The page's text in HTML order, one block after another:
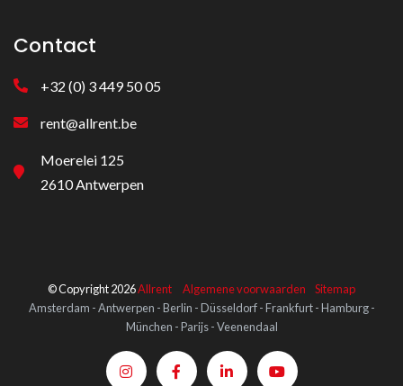
Contact
+32 (0) 3 449 50 05
rent@allrent.be
Moerelei 125
2610 Antwerpen
© Copyright 2026Allrent Algemene voorwaarden
Sitemap
Amsterdam - Antwerpen - Berlin - Düsseldorf - Frankfurt - Hamburg -
München - Parijs - Veenendaal